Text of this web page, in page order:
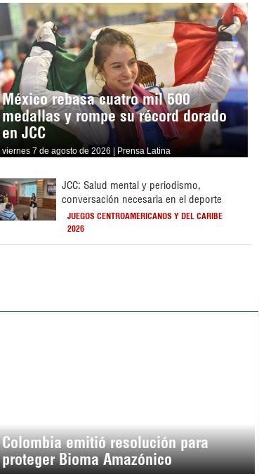
México rebasa cuatro mil 500
medallas y rompe su récord dorado
en JCC
viernes 7 de agosto de 2026 | Prensa Latina
JCC: Salud mental y periodismo,
conversación necesaria en el deporte
JUEGOS CENTROAMERICANOS Y DEL CARIBE
2026
Colombia emitió resolución para
proteger Bioma Amazónico